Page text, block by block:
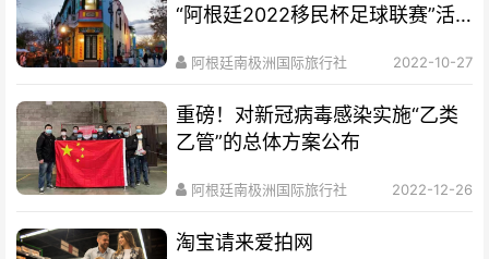
“阿根廷2022移民杯足球联赛”活
阿根廷南极洲国际旅行社 2022-10-27
重磅！对新冠病毒感染实施“乙类
乙管”的总体方案公布
阿根廷南极洲国际旅行社 2022-12-26
淘宝请来爱拍网